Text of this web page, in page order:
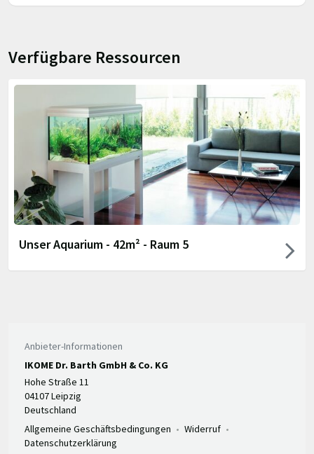
Verfügbare Ressourcen
Unser Aquarium - 42m² - Raum 5
Anbieter-Informationen
IKOME Dr. Barth GmbH & Co. KG
Hohe Straße 11
04107 Leipzig
Deutschland
Allgemeine Geschäftsbedingungen
Widerruf
Datenschutzerklärung